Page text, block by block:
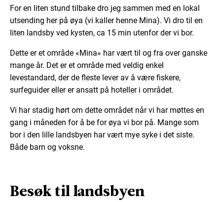
For en liten stund tilbake dro jeg sammen med en lokal
utsending her på øya (vi kaller henne Mina). Vi dro til en
liten landsby ved kysten, ca 15 min utenfor der vi bor.
Dette er et område «Mina» har vært til og fra over ganske
mange år. Det er et område med veldig enkel
levestandard, der de fleste lever av å være fiskere,
surfeguider eller er ansatt på hoteller i området.
Vi har stadig hørt om dette området når vi har møttes en
gang i måneden for å be for øya vi bor på. Mange som
bor i den lille landsbyen har vært mye syke i det siste.
Både barn og voksne.
Besøk til landsbyen